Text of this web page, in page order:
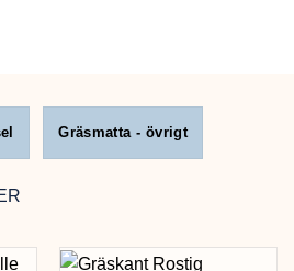
Gräsmatta - övrigt